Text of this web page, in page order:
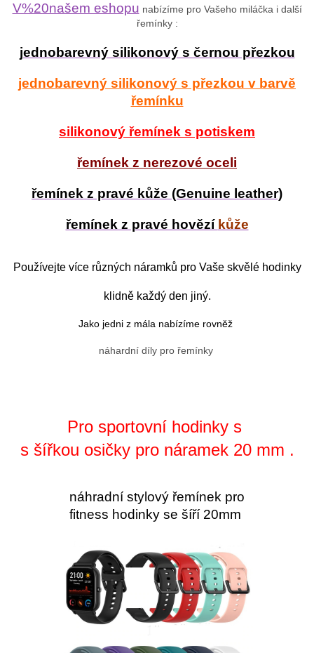
V%20našem eshopu nabízíme pro Vašeho miláčka i další
řemínky :
jednobarevný silikonový s černou přezkou
jednobarevný silikonový s přezkou v barvě
řemínku
silikonový řemínek s potiskem
řemínek z nerezové oceli
řemínek z pravé kůže (Genuine leather)
řemínek z pravé hovězí kůže
Používejte více různých náramků pro Vaše skvělé hodinky
klidně každý den jiný.
Jako jedni z mála nabízíme rovněž
náhardní díly pro řemínky
Pro sportovní hodinky s
s šířkou osičky pro náramek 20 mm .
náhradní stylový řemínek pro
fitness hodinky se šíří 20mm